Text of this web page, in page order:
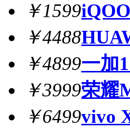
￥1599
￥4488
￥4899一加
￥3999荣耀
￥6499vivo